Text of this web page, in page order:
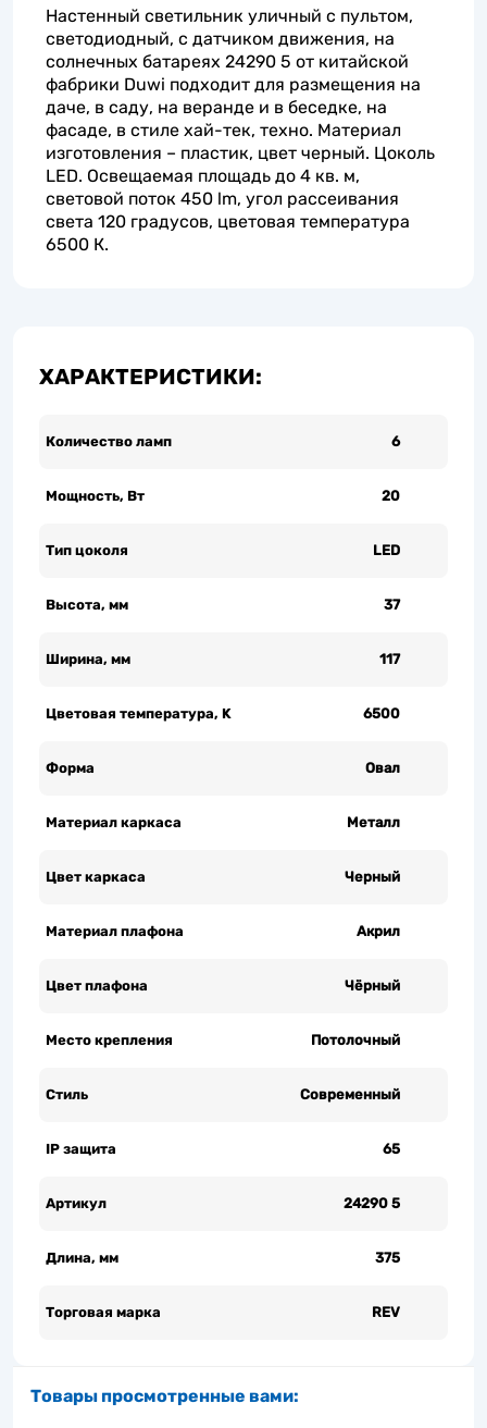
Настенный светильник уличный с пультом,
светодиодный, с датчиком движения, на
солнечных батареях 24290 5 от китайской
фабрики Duwi подходит для размещения на
даче, в саду, на веранде и в беседке, на
фасаде, в стиле хай-тек, техно. Материал
изготовления – пластик, цвет черный. Цоколь
LED. Освещаемая площадь до 4 кв. м,
световой поток 450 lm, угол рассеивания
света 120 градусов, цветовая температура
6500 К.
ХАРАКТЕРИСТИКИ:
Количество ламп 6
Мощность, Вт 20
Тип цоколя LED
Высота, мм 37
Ширина, мм 117
Цветовая температура, K 6500
Форма Овал
Материал каркаса Металл
Цвет каркаса Черный
Материал плафона Акрил
Цвет плафона Чёрный
Место крепления Потолочный
Стиль Современный
IP защита 65
Артикул 24290 5
Длина, мм 375
Торговая марка REV
Товары просмотренные вами: